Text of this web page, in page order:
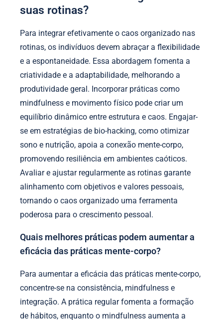
suas rotinas?
Para integrar efetivamente o caos organizado nas
rotinas, os indivíduos devem abraçar a flexibilidade
e a espontaneidade. Essa abordagem fomenta a
criatividade e a adaptabilidade, melhorando a
produtividade geral. Incorporar práticas como
mindfulness e movimento físico pode criar um
equilíbrio dinâmico entre estrutura e caos. Engajar-
se em estratégias de bio-hacking, como otimizar
sono e nutrição, apoia a conexão mente-corpo,
promovendo resiliência em ambientes caóticos.
Avaliar e ajustar regularmente as rotinas garante
alinhamento com objetivos e valores pessoais,
tornando o caos organizado uma ferramenta
poderosa para o crescimento pessoal.
Quais melhores práticas podem aumentar a
eficácia das práticas mente-corpo?
Para aumentar a eficácia das práticas mente-corpo,
concentre-se na consistência, mindfulness e
integração. A prática regular fomenta a formação
de hábitos, enquanto o mindfulness aumenta a